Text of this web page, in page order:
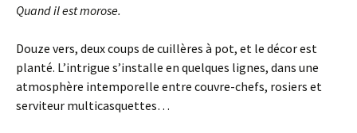
Quand il est morose.
Douze vers, deux coups de cuillères à pot, et le décor est
planté. L’intrigue s’installe en quelques lignes, dans une
atmosphère intemporelle entre couvre-chefs, rosiers et
serviteur multicasquettes…